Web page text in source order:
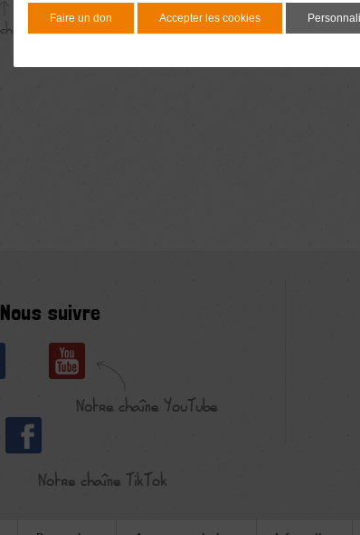
Nous suivre
Notre chaîne YouTube
Notre chaîne TikTok
Faire un don Accepter les cookies